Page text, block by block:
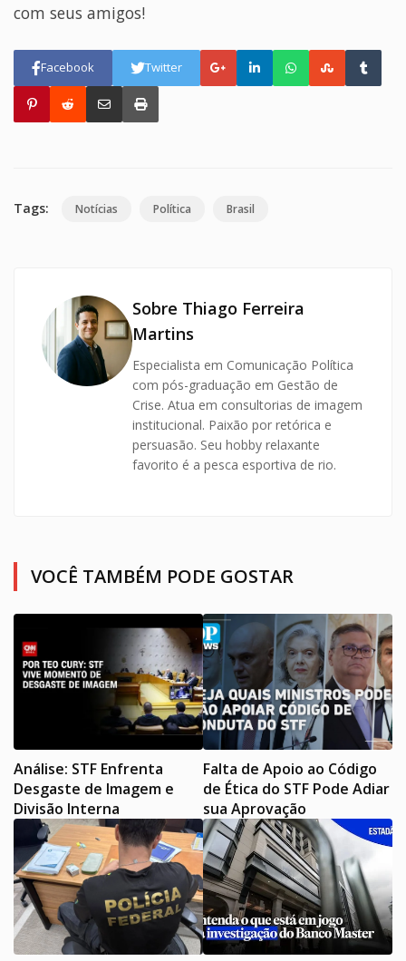
com seus amigos!
Facebook Twitter
Tags: Notícias Política Brasil
Sobre Thiago Ferreira
Martins
Especialista em Comunicação Política
com pós-graduação em Gestão de
Crise. Atua em consultorias de imagem
institucional. Paixão por retórica e
persuasão. Seu hobby relaxante
favorito é a pesca esportiva de rio.
VOCÊ TAMBÉM PODE GOSTAR
Análise: STF Enfrenta
Desgaste de Imagem e
Divisão Interna
Falta de Apoio ao Código
de Ética do STF Pode Adiar
sua Aprovação